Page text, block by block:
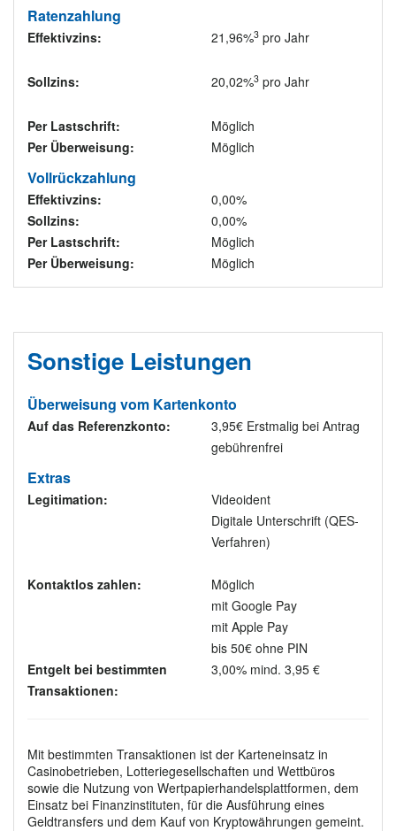
Ratenzahlung
Effektivzins: 21,96%3 pro Jahr
Sollzins: 20,02%3 pro Jahr
Per Lastschrift:
Möglich
Per Überweisung:
Möglich
Vollrückzahlung
Effektivzins:
0,00%
Sollzins:
0,00%
Per Lastschrift:
Möglich
Per Überweisung:
Möglich
Sonstige Leistungen
Überweisung vom Kartenkonto
Auf das Referenzkonto:
3,95€ Erstmalig bei Antrag
gebührenfrei
Extras
Legitimation:
Videoident
Digitale Unterschrift (QES-
Verfahren)
Kontaktlos zahlen:
Möglich
mit Google Pay
mit Apple Pay
bis 50€ ohne PIN
Entgelt bei bestimmten
Transaktionen:
3,00% mind. 3,95 €
Mit bestimmten Transaktionen ist der Karteneinsatz in
Casinobetrieben, Lotteriegesellschaften und Wettbüros
sowie die Nutzung von Wertpapierhandelsplattformen, dem
Einsatz bei Finanzinstituten, für die Ausführung eines
Geldtransfers und dem Kauf von Kryptowährungen gemeint.